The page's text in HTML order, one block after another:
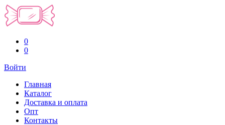
0
0
Войти
Главная
Каталог
Доставка и оплата
Опт
Контакты